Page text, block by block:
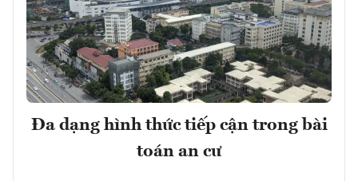
Đa dạng hình thức tiếp cận trong bài
toán an cư